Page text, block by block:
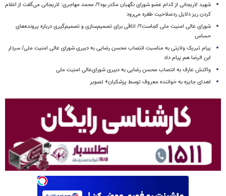
شهید لاریجانی از کدام عضو شورای نگهبان مکدر بود؟/ محمد مهاجری: لاریجانی می‌گفت از اعلام
کردن ریز دلایل ردصلاحیت طفره می‌رود
شورای عالی امنیت ملی کجاست؟/ اتاقی برای تصمیم‌سازی و تصمیم‌گیری درباره پرونده‌های
حساس
پیام تبریک ولایتی به مناسبت انتصاب محسن رضایی به دبیری شورای عالی امنیت ملی/ سردار
ابن الرضا هم پیام داد
واکنش عارف به انتصاب محسن رضایی به دبیری شورای‌عالی امنیت ملی
اهدای جایزه به خواننده معروف توسط پزشکیان+ تصویر